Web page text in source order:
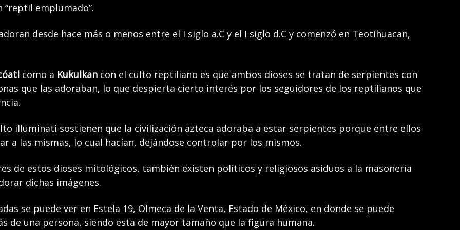
emplumado”.
desde hace más o menos entre el I siglo a.C y el I siglo d.C y comenzó en Teotihuacan,
como a Kukulkan con el culto reptiliano es que ambos dioses se tratan de serpientes con
que las adoraban, lo que despierta cierto interés por los seguidores de los reptilianos que
illuminati sostienen que la civilización azteca adoraba a estar serpientes porque entre ellos
a las mismas, lo cual hacían, dejándose controlar por los mismos.
de estos dioses mitológicos, también existen políticos y religiosos asiduos a la masonería
dichas imágenes.
se puede ver en Estela 19, Olmeca de la Venta, Estado de México, en donde se puede
de una persona, siendo esta de mayor tamaño que la figura humana.